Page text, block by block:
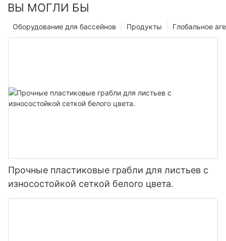
ВЫ МОГЛИ БЫ
Глобальное
Продукты
Оборудование для бассейнов
Прочные пластиковые грабли для листьев с
износостойкой сеткой белого цвета.